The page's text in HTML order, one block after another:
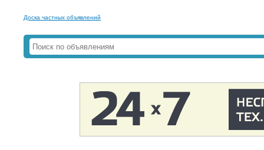
Доска частных объявлений